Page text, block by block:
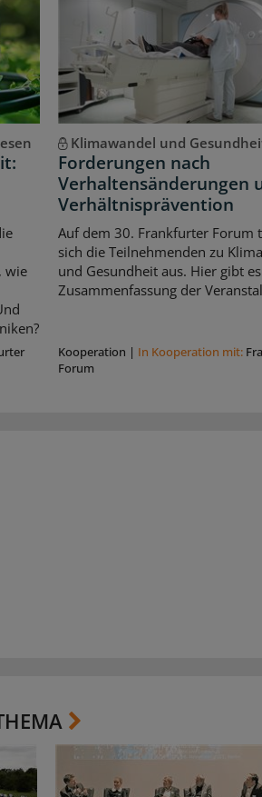
wie
Klimawandel und
Forderungen nach
Verhaltensänderungen
Verhältnisprävention
Auf dem 30. Frankfurter Forum
sich die Teilnehmenden zu
und Gesundheit aus. Hier gibt
Zusammenfassung der
Kooperation | In Kooperation mit:
Forum